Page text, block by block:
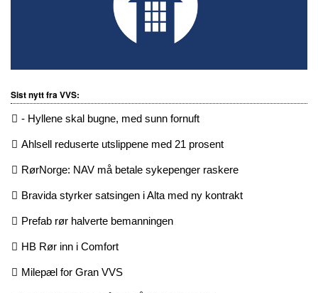
Sist nytt fra VVS:
- Hyllene skal bugne, med sunn fornuft
Ahlsell reduserte utslippene med 21 prosent
RørNorge: NAV må betale sykepenger raskere
Bravida styrker satsingen i Alta med ny kontrakt
Prefab rør halverte bemanningen
HB Rør inn i Comfort
Milepæl for Gran VVS